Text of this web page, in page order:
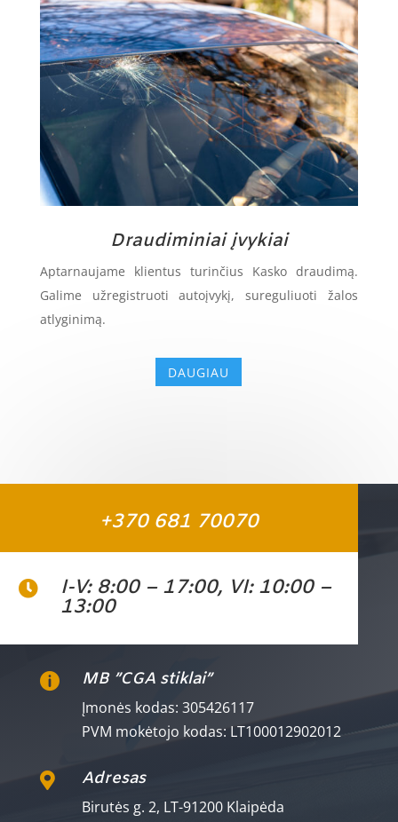
Draudiminiai įvykiai
Aptarnaujame klientus turinčius Kasko draudimą.
Galime užregistruoti autoįvykį, sureguliuoti žalos
atlyginimą.
DAUGIAU
+370 681 70070
 I-V: 8:00 – 17:00, VI: 10:00 –
13:00
 MB ”CGA stiklai”
Įmonės kodas: 305426117
PVM mokėtojo kodas: LT100012902012
 Adresas
Birutės g. 2, LT-91200 Klaipėda